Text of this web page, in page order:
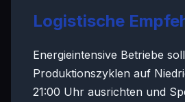
Logistische
Energieintensive Betriebe
Produktionszyklen auf
21:00 Uhr ausrichten und